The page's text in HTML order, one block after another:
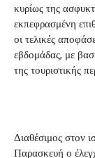
κυρίως της
εκπεφρασμένη
οι τελικές
εβδομάδας, με
της τουριστικής
Διαθέσιμος στον
Παρασκευή ο